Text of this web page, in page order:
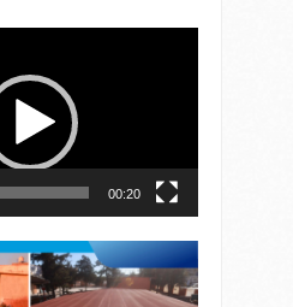
00:20